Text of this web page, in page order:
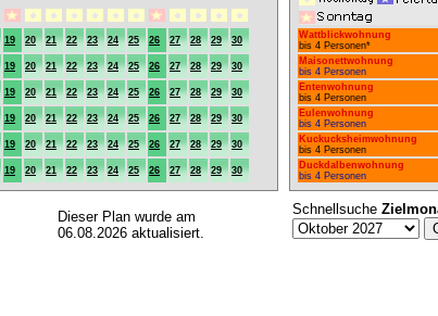
19 20 21 22 23 24 25 26 27 28 29
30
19 20 21 22 23 24 25 26 27 28 29
30
19 20 21 22 23 24 25 26 27 28 29
30
19 20 21 22 23 24 25 26 27 28 29
30
19 20 21 22 23 24 25 26 27 28 29
30
19 20 21 22 23 24 25 26 27 28 29 30
Dieser Plan wurde am
06.08.2026 aktualisiert.
Wattblickwohnung
bis 4 Personen*
Maisonettwohnung
bis 4 Personen
Entenwohnung
bis 4 Personen
Eulenwohnung
bis 4 Personen
Kuckucksheimwohnung
bis 4 Personen
Duckdalbenwohnung
bis 4 Personen
Schnellsuche